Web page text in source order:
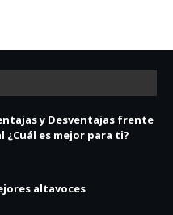
y Desventajas frente
¿Cuál es mejor para ti?
altavoces